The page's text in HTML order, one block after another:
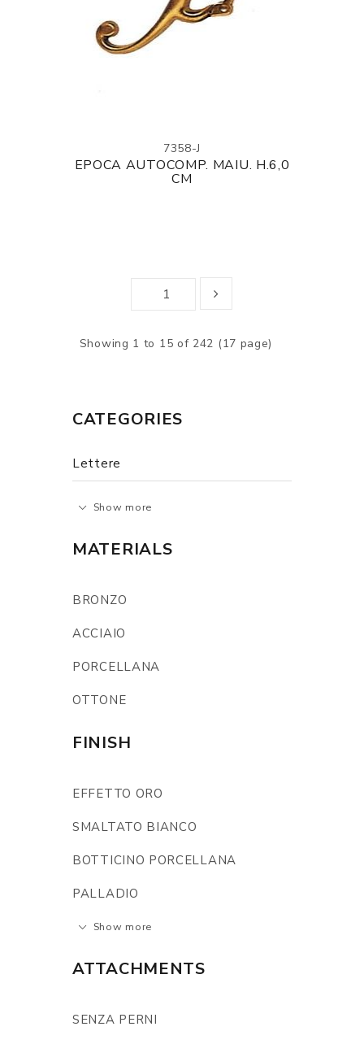
7358-J
EPOCA AUTOCOMP. MAIU. H.6,0
CM
Showing 1 to 15 of 242 (17 page)
CATEGORIES
Lettere
Show more
MATERIALS
BRONZO
ACCIAIO
PORCELLANA
OTTONE
FINISH
EFFETTO ORO
SMALTATO BIANCO
BOTTICINO PORCELLANA
PALLADIO
Show more
ATTACHMENTS
SENZA PERNI